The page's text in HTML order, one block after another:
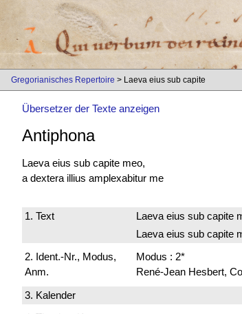
Gregorianisches Repertoire > Laeva eius sub capite
Übersetzer der Texte anzeigen
Antiphona
Laeva eius sub capite meo,
a dextera illius amplexabitur me
1. Text Laeva eius sub capite
Laeva eius sub capite
2. Ident.-Nr., Modus,
Anm.
Modus : 2*
René-Jean Hesbert,
3. Kalender